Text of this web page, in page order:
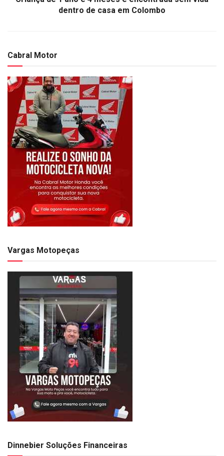
dentro de casa em Colombo
Cabral Motor
Vargas Motopeças
Dinnebier Soluções Financeiras